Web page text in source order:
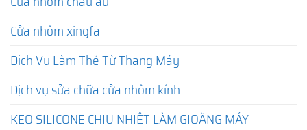
Cửa nhôm xingfa
Dịch Vụ Làm Thẻ Từ Thang Máy
Dịch vụ sửa chữa cửa nhôm kính
KEO SILICONE CHỊU NHIỆT LÀM GIOĂNG MÁY